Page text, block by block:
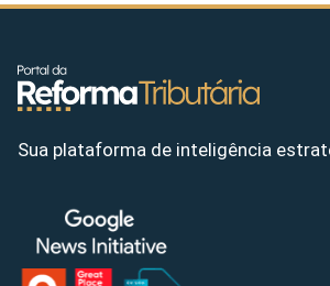
Sua plataforma de inteligência